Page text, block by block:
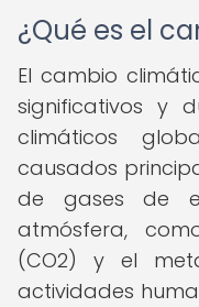
¿Qué es el
El cambio
significativos y
climáticos
causados
de gases de
atmósfera,
(CO2) y el
actividades